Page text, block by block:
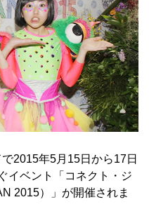
2015年5月15日から17日
イベント「コネクト・ジ
2015）」が開催されま